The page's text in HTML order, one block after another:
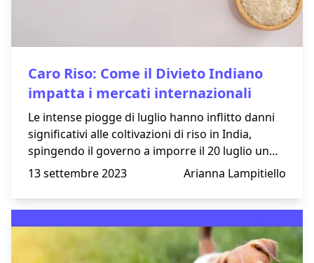
Caro Riso: Come il Divieto Indiano
impatta i mercati internazionali
Le intense piogge di luglio hanno inflitto danni
significativi alle coltivazioni di riso in India,
spingendo il governo a imporre il 20 luglio un
divieto sull'esportazione del riso bianco non-
13 settembre 2023 Arianna Lampitiello